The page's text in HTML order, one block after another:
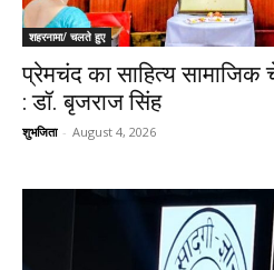
शहरनामा/ चलते हुए
प्रेमचंद का साहित्य
: डॉ. बृजराज सिंह
शुभजिता - August 4, 2026